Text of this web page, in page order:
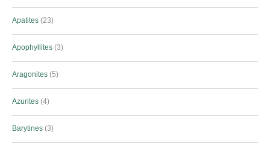
Apatites 23
Apophyllites 3
Aragonites 5
Azurites 4
Barytines 3